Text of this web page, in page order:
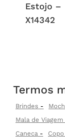
Estojo –
X14342
Termos
Brindes
Mala de Viagem
Caneca
Copo